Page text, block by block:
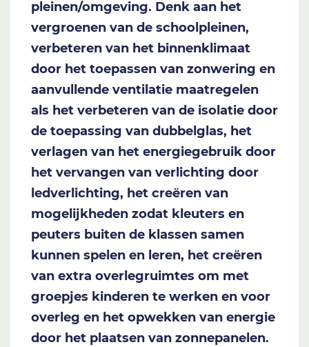
pleinen/omgeving. Denk aan het
vergroenen van de schoolpleinen,
verbeteren van het binnenklimaat
door het toepassen van zonwering en
aanvullende ventilatie maatregelen
als het verbeteren van de isolatie door
de toepassing van dubbelglas, het
verlagen van het energiegebruik door
het vervangen van verlichting door
ledverlichting, het creëren van
mogelijkheden zodat kleuters en
peuters buiten de klassen samen
kunnen spelen en leren, het creëren
van extra overlegruimtes om met
groepjes kinderen te werken en voor
overleg en het opwekken van energie
door het plaatsen van zonnepanelen.